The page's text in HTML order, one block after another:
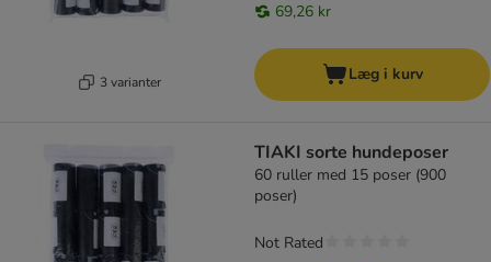
3 varianter
69,26 kr
Læg i kurv
TIAKI sorte hundeposer
60 ruller med 15 poser (900
poser)
Not Rated